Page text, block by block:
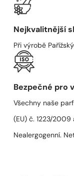
Nejkvalitnější
Při výrobě
Bezpečné pro
Všechny naše
(EU) č. 1223/2009
Nealergogenní.